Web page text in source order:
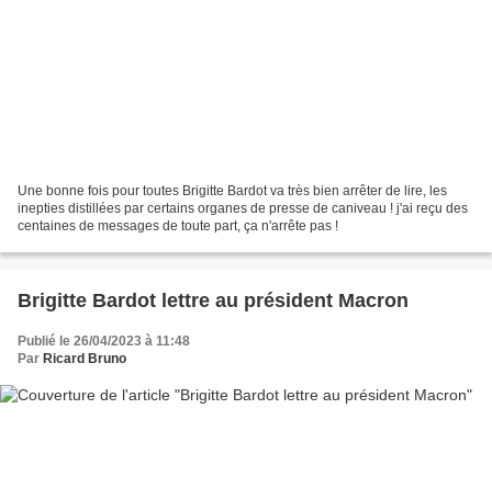
Une bonne fois pour toutes Brigitte Bardot va très bien arrêter de lire, les
inepties distillées par certains organes de presse de caniveau ! j'ai reçu des
centaines de messages de toute part, ça n'arrête pas !
Brigitte Bardot lettre au président Macron
Publié le 26/04/2023 à 11:48
Par Ricard Bruno